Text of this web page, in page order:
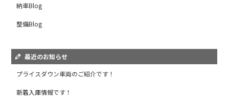
納車Blog
整備Blog
最近のお知らせ
プライスダウン車両のご紹介です！
新着入庫情報です！